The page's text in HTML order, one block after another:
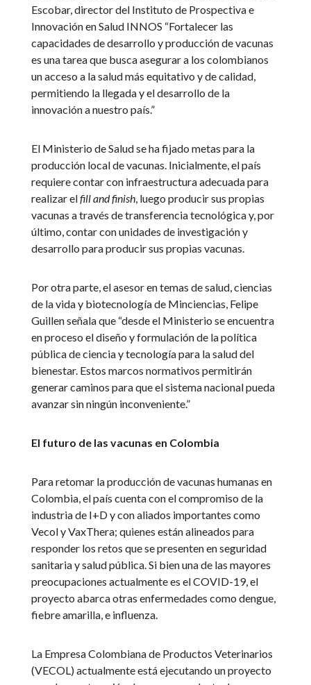
Escobar, director del Instituto de Prospectiva e
Innovación en Salud INNOS “Fortalecer las
capacidades de desarrollo y producción de vacunas
es una tarea que busca asegurar a los colombianos
un acceso a la salud más equitativo y de calidad,
permitiendo la llegada y el desarrollo de la
innovación a nuestro país.”
El Ministerio de Salud se ha fijado metas para la
producción local de vacunas. Inicialmente, el país
requiere contar con infraestructura adecuada para
realizar elfill and finish, luego producir sus propias
vacunas a través de transferencia tecnológica y, por
último, contar con unidades de investigación y
desarrollo para producir sus propias vacunas.
Por otra parte, el asesor en temas de salud, ciencias
de la vida y biotecnología de Minciencias, Felipe
Guillen señala que “desde el Ministerio se encuentra
en proceso el diseño y formulación de la política
pública de ciencia y tecnología para la salud del
bienestar. Estos marcos normativos permitirán
generar caminos para que el sistema nacional pueda
avanzar sin ningún inconveniente.”
El futuro de las vacunas en Colombia
Para retomar la producción de vacunas humanas en
Colombia, el país cuenta con el compromiso de la
industria de I+D y con aliados importantes como
Vecol y VaxThera; quienes están alineados para
responder los retos que se presenten en seguridad
sanitaria y salud pública. Si bien una de las mayores
preocupaciones actualmente es el COVID-19, el
proyecto abarca otras enfermedades como dengue,
fiebre amarilla, e influenza.
La Empresa Colombiana de Productos Veterinarios
(VECOL) actualmente está ejecutando un proyecto